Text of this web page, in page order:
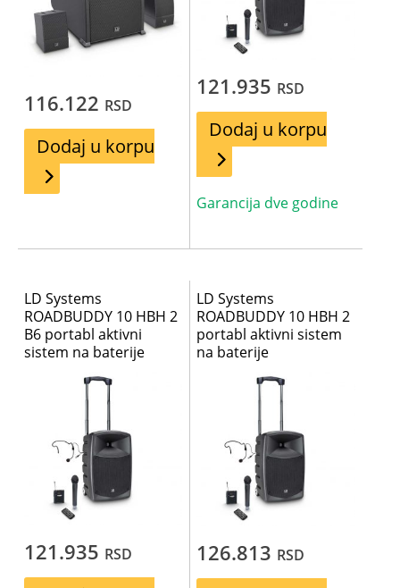
116.122 RSD
Dodaj u korpu
121.935 RSD
Dodaj u korpu
Garancija dve godine
LD Systems
ROADBUDDY 10 HBH 2
B6 portabl aktivni
sistem na baterije
121.935 RSD
LD Systems
ROADBUDDY 10 HBH 2
portabl aktivni sistem
na baterije
126.813 RSD